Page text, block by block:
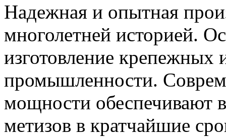
Надежная и опытная
многолетней историей.
изготовление крепежных
промышленности.
мощности обеспечивают
метизов в кратчайшие